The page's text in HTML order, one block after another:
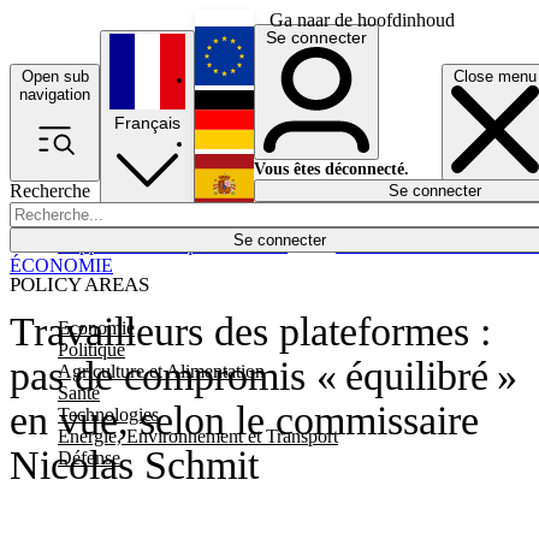
Ga naar de hoofdinhoud
Open sub
navigation
Close menu
Recherche
Se connecter
POLICY AREAS
Economie
Politique
Agriculture et Alimentation
Santé
Technologies
Energie, Environnement et Transport
Défense
Économie
Français
English
Deutsch
Español
Se connecter
Vous êtes déconnecté.
Se connecter
Travailleurs des plateformes :
pas de compromis « équilibré »
en vue, selon le commissaire
Nicolas Schmit
ÉCONOMIE